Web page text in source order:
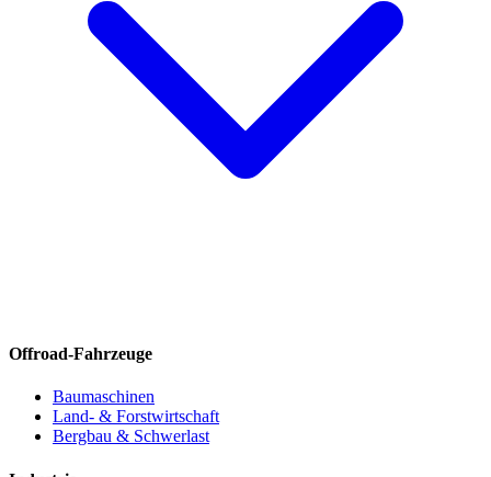
Offroad-Fahrzeuge
Baumaschinen
Land- & Forstwirtschaft
Bergbau & Schwerlast